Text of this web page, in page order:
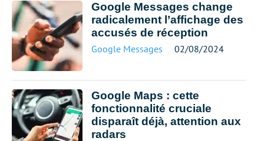
Google Messages change
radicalement l’affichage des
accusés de réception
Google Messages 02/08/2024
Google Maps : cette
fonctionnalité cruciale
disparaît déjà, attention aux
radars